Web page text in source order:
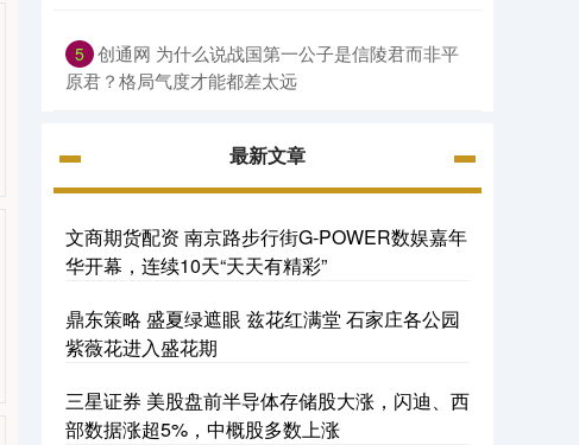
5 创通网 为什么说战国第一公子是信陵君而非平
原君？格局气度才能都差太远
最新文章
文商期货配资 南京路步行街G-POWER数娱嘉年
华开幕，连续10天“天天有精彩”
鼎东策略 盛夏绿遮眼 兹花红满堂 石家庄各公园
紫薇花进入盛花期
三星证券 美股盘前半导体存储股大涨，闪迪、西
部数据涨超5%，中概股多数上涨